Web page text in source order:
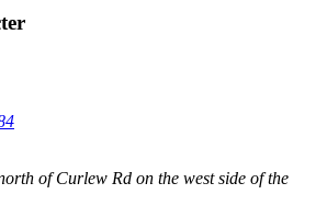
of Curlew Rd on the west side of the